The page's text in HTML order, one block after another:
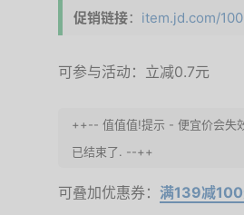
促销链接： item.jd.com/
可参与活动：立减0.7元
++-- 值值值!提示 - 便宜价会失
已结束了. --++
可叠加优惠券： 满139减